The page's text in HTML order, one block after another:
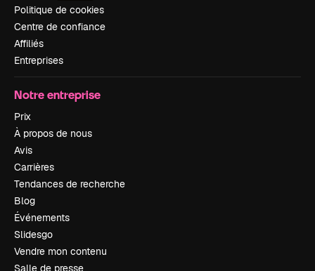
Politique de cookies
Centre de confiance
Affiliés
Entreprises
Notre entreprise
Prix
À propos de nous
Avis
Carrières
Tendances de recherche
Blog
Événements
Slidesgo
Vendre mon contenu
Salle de presse